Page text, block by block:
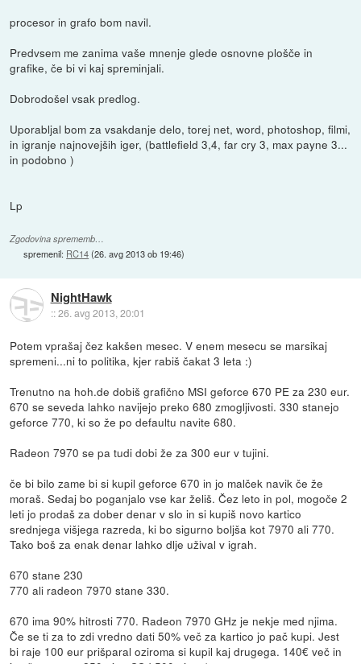
procesor in grafo bom navil.
Predvsem me zanima vaše mnenje glede osnovne plošče in
grafike, če bi vi kaj spreminjali.
Dobrodošel vsak predlog.
Uporabljal bom za vsakdanje delo, torej net, word, photoshop, filmi,
in igranje najnovejših iger, (battlefield 3,4, far cry 3, max payne 3...
in podobno )
Lp
Zgodovina sprememb…
spremenil: RC14(26. avg 2013 ob 19:46)
NightHawk
::26. avg 2013, 20:01
Potem vprašaj čez kakšen mesec. V enem mesecu se marsikaj
spremeni...ni to politika, kjer rabiš čakat 3 leta :)
Trenutno na hoh.de dobiš grafično MSI geforce 670 PE za 230 eur.
670 se seveda lahko navijejo preko 680 zmogljivosti. 330 stanejo
geforce 770, ki so že po defaultu navite 680.
Radeon 7970 se pa tudi dobi že za 300 eur v tujini.
če bi bilo zame bi si kupil geforce 670 in jo malček navik če že
moraš. Sedaj bo poganjalo vse kar želiš. Čez leto in pol, mogoče 2
leti jo prodaš za dober denar v slo in si kupiš novo kartico
srednjega višjega razreda, ki bo sigurno boljša kot 7970 ali 770.
Tako boš za enak denar lahko dlje užival v igrah.
670 stane 230
770 ali radeon 7970 stane 330.
670 ima 90% hitrosti 770. Radeon 7970 GHz je nekje med njima.
Če se ti za to zdi vredno dati 50% več za kartico jo pač kupi. Jest
bi raje 100 eur prišparal oziroma si kupil kaj drugega. 140€ več in